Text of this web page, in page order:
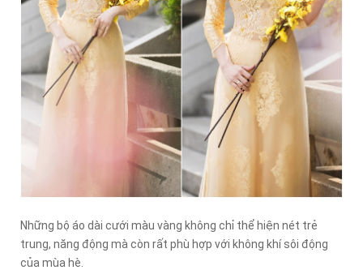
Những bộ áo dài cưới màu vàng không chỉ thể hiện nét trẻ
trung, năng động mà còn rất phù hợp với không khí sôi động
của mùa hè.